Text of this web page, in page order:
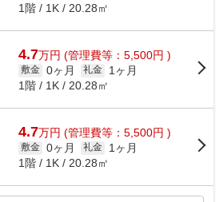
1階 / 1K / 20.28㎡
4.7万円 (管理費等：5,500円 )
敷金 0ヶ月 礼金
1ヶ月
1階 / 1K / 20.28㎡
4.7万円 (管理費等：5,500円 )
敷金 0ヶ月 礼金
1ヶ月
1階 / 1K / 20.28㎡